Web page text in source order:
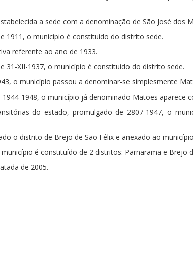
a sede com a denominação de São José dos
1911, o município é constituído do distrito sede.
referente ao ano de 1933.
31-XII-1937, o município é constituído do distrito sede.
o município passou a denominar-se simplesmente
1948, o município já denominado Matões aparece
do estado, promulgado de 2807-1947, o
o distrito de Brejo de São Félix e anexado ao
é constituído de 2 distritos: Parnarama e Brejo
de 2005.